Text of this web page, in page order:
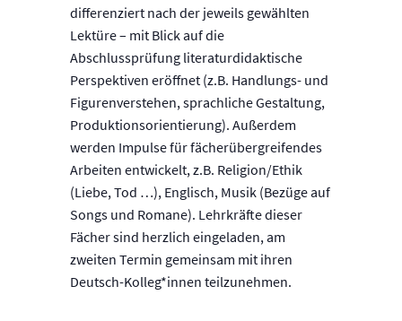
differenziert nach der jeweils gewählten
Lektüre – mit Blick auf die
Abschlussprüfung literaturdidaktische
Perspektiven eröffnet (z.B. Handlungs- und
Figurenverstehen, sprachliche Gestaltung,
Produktionsorientierung). Außerdem
werden Impulse für fächerübergreifendes
Arbeiten entwickelt, z.B. Religion/Ethik
(Liebe, Tod …), Englisch, Musik (Bezüge auf
Songs und Romane). Lehrkräfte dieser
Fächer sind herzlich eingeladen, am
zweiten Termin gemeinsam mit ihren
Deutsch-Kolleg*innen teilzunehmen.